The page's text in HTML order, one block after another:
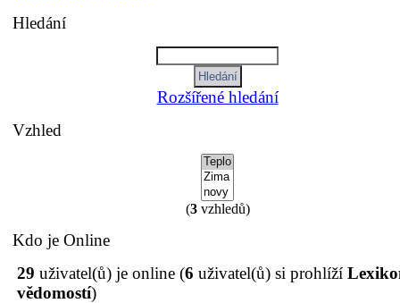
Hledání
Rozšířené hledání
Vzhled
(3vzhledů)
Kdo je Online
29 uživatel(ů) je online (6 uživatel(ů) si prohlíží
vědomostí)